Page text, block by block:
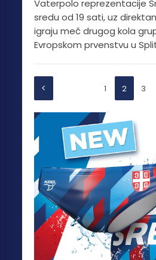
Vaterpolo reprezentacije
sredu od 19 sati, uz
igraju meč drugog kola
Evropskom prvenstvu u
1 2 3